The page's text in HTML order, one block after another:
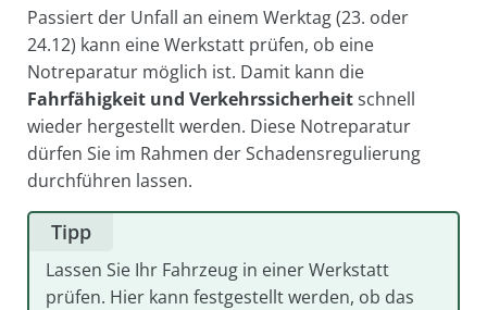
Passiert der Unfall an einem Werktag (23. oder
24.12) kann eine Werkstatt prüfen, ob eine
Notreparatur möglich ist. Damit kann die
Fahrfähigkeit und Verkehrssicherheitschnell
wieder hergestellt werden. Diese Notreparatur
dürfen Sie im Rahmen der Schadensregulierung
durchführen lassen.
Tipp
Lassen Sie Ihr Fahrzeug in einer Werkstatt
prüfen. Hier kann festgestellt werden, ob das